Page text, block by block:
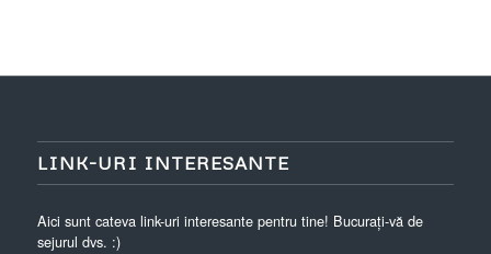
LINK-URI INTERESANTE
Aici sunt cateva link-uri interesante pentru tine! Bucurați-vă de
sejurul dvs. :)